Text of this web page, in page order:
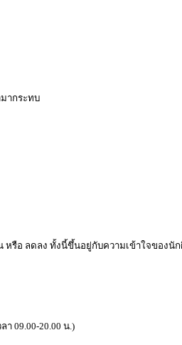
ากระทบ
หรือ ลดลง ทั้งนี้ขึ้นอยู่กับความเข้าใจของนั
า 09.00-20.00 น.)